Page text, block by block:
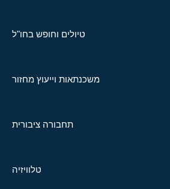
טיולים וחופש בחו"ל
משכנתאות וייעוץ מחזור
תחבורה ציבורית
טלוויזיה